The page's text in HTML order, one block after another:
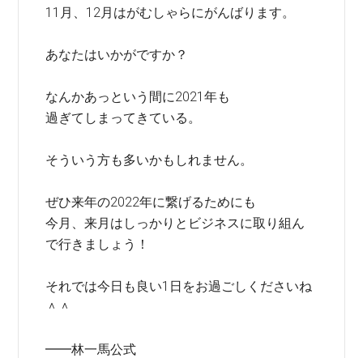
11月、12月はがむしゃらにがんばります。
あなたはいかがですか？
なんかあっという間に2021年も
過ぎてしまってきている。
そういう方も多いかもしれません。
ぜひ来年の2022年に繋げるためにも
今月、来月はしっかりとビジネスに取り組ん
で行きましょう！
それでは今日も良い1日をお過ごしくださいね
＾＾
━━林一馬公式